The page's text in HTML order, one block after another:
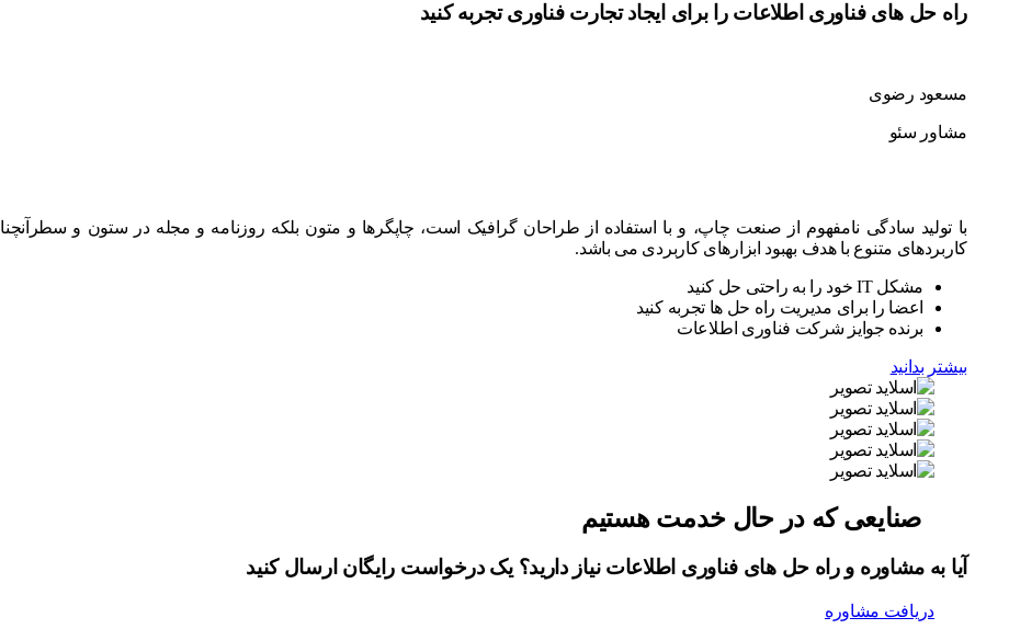
راه حل های فناوری اطلاعات را برای ایجاد تجارت فناوری تجربه کنید
مسعود رضوی
مشاور سئو
با تولید سادگی نامفهوم از صنعت چاپ، و با استفاده از طراحان گرافیک است، چاپگرها و متون بلکه روزنامه و مجله در ستون و
کاربردهای متنوع با هدف بهبود ابزارهای کاربردی می باشد.
مشکل IT خود را به راحتی حل کنید
اعضا را برای مدیریت راه حل ها تجربه کنید
برنده جوایز شرکت فناوری اطلاعات
بیشتر بدانید
صنایعی که در حال خدمت هستیم
آیا به مشاوره و راه حل های فناوری اطلاعات نیاز دارید؟ یک درخواست رایگان ارسال کنید
دریافت مشاوره